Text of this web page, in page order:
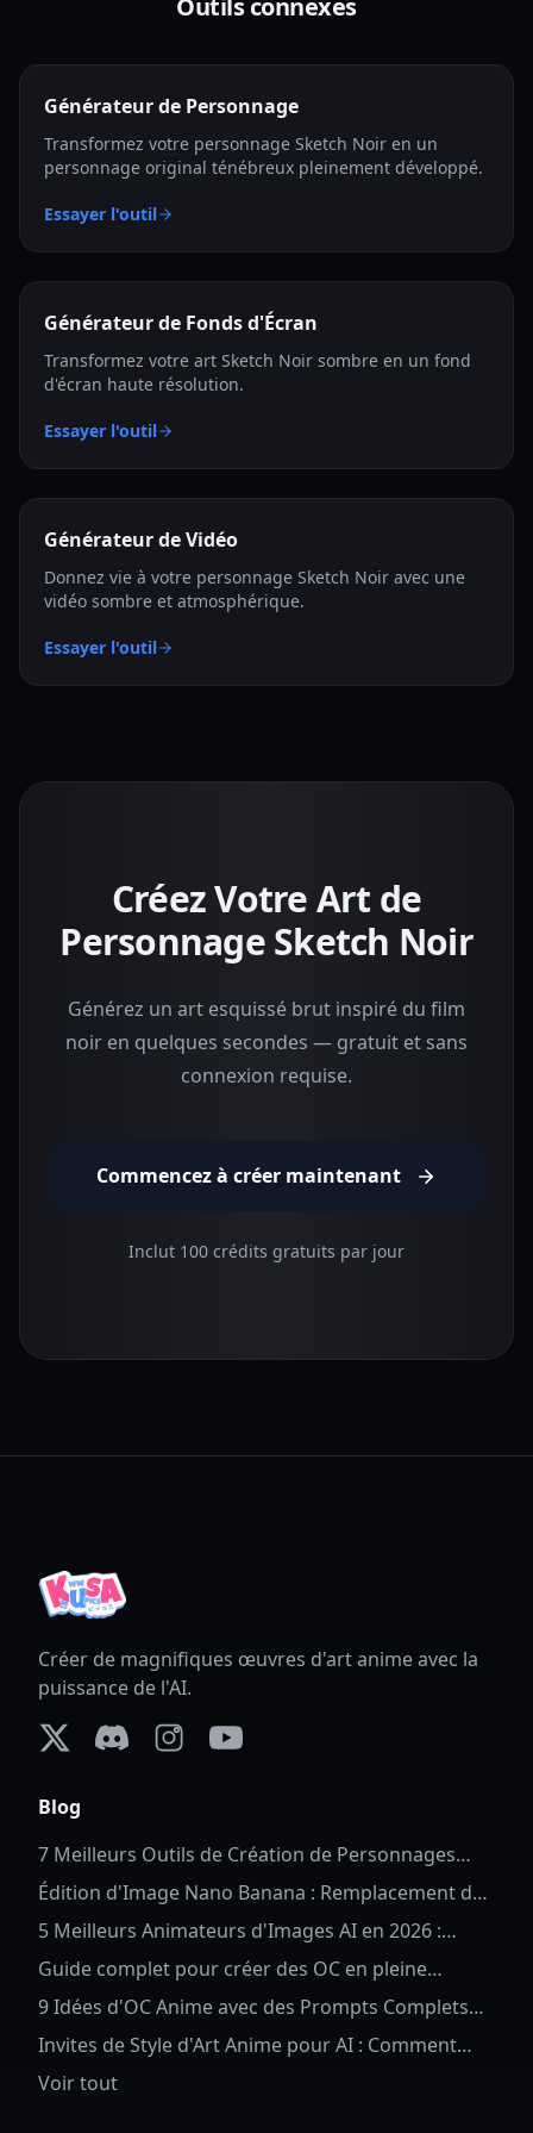
Générateur de Personnage
Transformez votre personnage Sketch Noir en un
personnage original ténébreux pleinement développé.
Essayer l'outil
Générateur de Fonds d'Écran
Transformez votre art Sketch Noir sombre en un fond
d'écran haute résolution.
Essayer l'outil
Générateur de Vidéo
Donnez vie à votre personnage Sketch Noir avec une
vidéo sombre et atmosphérique.
Essayer l'outil
Créez Votre Art de
Personnage Sketch Noir
Générez un art esquissé brut inspiré du film
noir en quelques secondes — gratuit et sans
connexion requise.
Commencez à créer maintenant
Inclut 100 crédits gratuits par jour
Créer de magnifiques œuvres d'art anime avec la
puissance de l'AI.
Blog
7 Meilleurs Outils de Création de Personnages
Complets en 2026
Édition d'Image Nano Banana : Remplacement de
Fond Anime
5 Meilleurs Animateurs d'Images AI en 2026 :
Donnez Vie à Vos Photos
Guide complet pour créer des OC en pleine
longueur pour Anime OC
9 Idées d'OC Anime avec des Prompts Complets
d'OC Anime AI
Invites de Style d'Art Anime pour AI : Comment
Contrôler les Détails et le Style des Personnages
Voir tout